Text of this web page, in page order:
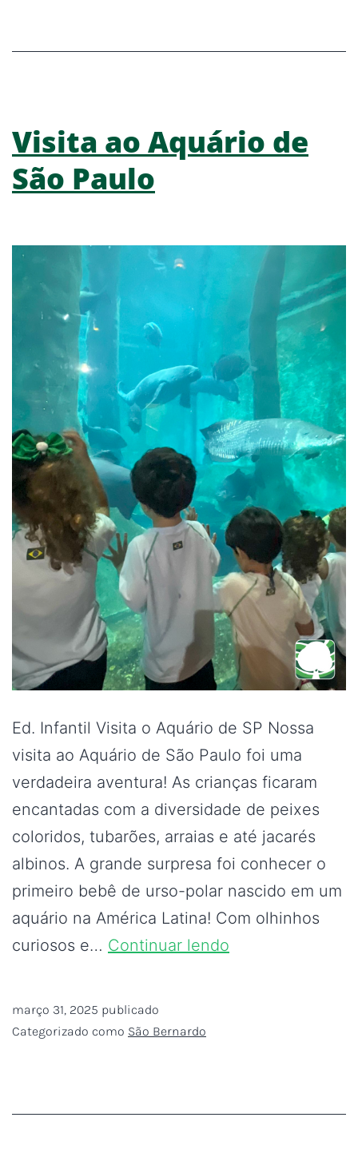
Visita ao Aquário de
São Paulo
Ed. Infantil Visita o Aquário de SP Nossa
visita ao Aquário de São Paulo foi uma
verdadeira aventura! As crianças ficaram
encantadas com a diversidade de peixes
coloridos, tubarões, arraias e até jacarés
albinos. A grande surpresa foi conhecer o
primeiro bebê de urso-polar nascido em um
aquário na América Latina! Com olhinhos
curiosos e… Continuar lendo
março 31, 2025 publicado
Categorizado como São Bernardo